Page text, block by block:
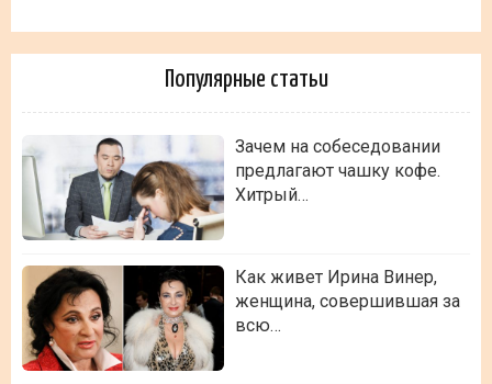
Популярные статьи
Зачем на собеседовании
предлагают чашку кофе.
Хитрый…
Как живет Ирина Винер,
женщина, совершившая за
всю…